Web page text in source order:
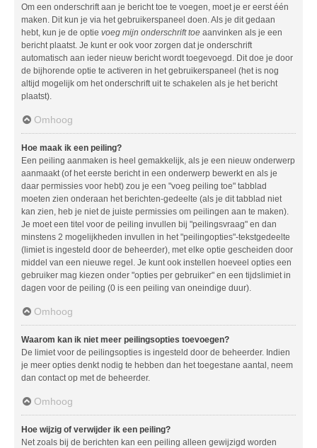
Om een onderschrift aan je bericht toe te voegen, moet je er eerst één
maken. Dit kun je via het gebruikerspaneel doen. Als je dit gedaan
hebt, kun je de optie voeg mijn onderschrift toe aanvinken als je een
bericht plaatst. Je kunt er ook voor zorgen dat je onderschrift
automatisch aan ieder nieuw bericht wordt toegevoegd. Dit doe je door
de bijhorende optie te activeren in het gebruikerspaneel (het is nog
altijd mogelijk om het onderschrift uit te schakelen als je het bericht
plaatst).
Omhoog
Hoe maak ik een peiling?
Een peiling aanmaken is heel gemakkelijk, als je een nieuw onderwerp
aanmaakt (of het eerste bericht in een onderwerp bewerkt en als je
daar permissies voor hebt) zou je een "voeg peiling toe" tabblad
moeten zien onderaan het berichten-gedeelte (als je dit tabblad niet
kan zien, heb je niet de juiste permissies om peilingen aan te maken).
Je moet een titel voor de peiling invullen bij "peilingsvraag" en dan
minstens 2 mogelijkheden invullen in het "peilingopties"-tekstgedeelte
(limiet is ingesteld door de beheerder), met elke optie gescheiden door
middel van een nieuwe regel. Je kunt ook instellen hoeveel opties een
gebruiker mag kiezen onder "opties per gebruiker" en een tijdslimiet in
dagen voor de peiling (0 is een peiling van oneindige duur).
Omhoog
Waarom kan ik niet meer peilingsopties toevoegen?
De limiet voor de peilingsopties is ingesteld door de beheerder. Indien
je meer opties denkt nodig te hebben dan het toegestane aantal, neem
dan contact op met de beheerder.
Omhoog
Hoe wijzig of verwijder ik een peiling?
Net zoals bij de berichten kan een peiling alleen gewijzigd worden